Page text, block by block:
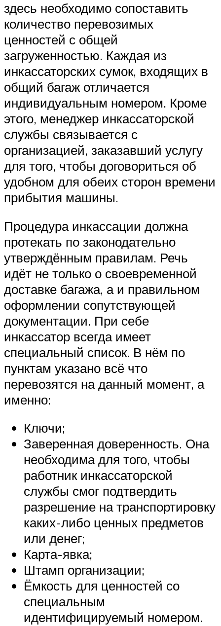
здесь необходимо сопоставить
количество перевозимых
ценностей с общей
загруженностью. Каждая из
инкассаторских сумок, входящих в
общий багаж отличается
индивидуальным номером. Кроме
этого, менеджер инкассаторской
службы связывается с
организацией, заказавший услугу
для того, чтобы договориться об
удобном для обеих сторон времени
прибытия машины.
Процедура инкассации должна
протекать по законодательно
утверждённым правилам. Речь
идёт не только о своевременной
доставке багажа, а и правильном
оформлении сопутствующей
документации. При себе
инкассатор всегда имеет
специальный список. В нём по
пунктам указано всё что
перевозятся на данный момент, а
именно:
Ключи;
Заверенная доверенность. Она
необходима для того, чтобы
работник инкассаторской
службы смог подтвердить
разрешение на транспортировку
каких-либо ценных предметов
или денег;
Карта-явка;
Штамп организации;
Ёмкость для ценностей со
специальным
идентифицируемый номером.